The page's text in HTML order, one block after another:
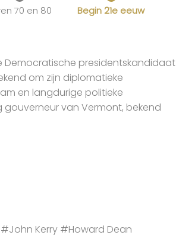
70 en 80 Begin 21e eeuw
Democratische presidentskandidaat
om zijn diplomatieke
en langdurige politieke
gouverneur van Vermont, bekend
Kerry #Howard Dean